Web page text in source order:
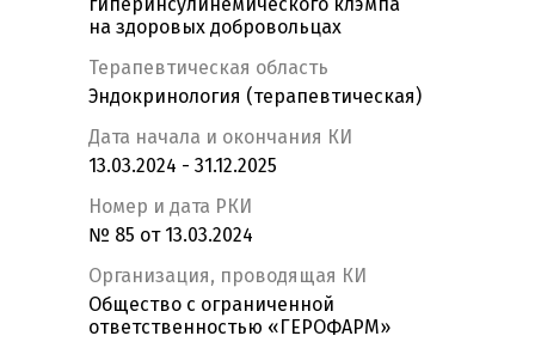
гиперинсулинемического клэмпа
на здоровых добровольцах
Терапевтическая область
Эндокринология (терапевтическая)
Дата начала и окончания КИ
13.03.2024 - 31.12.2025
Номер и дата РКИ
№ 85 от 13.03.2024
Организация, проводящая КИ
Общество с ограниченной
ответственностью «ГЕРОФАРМ»